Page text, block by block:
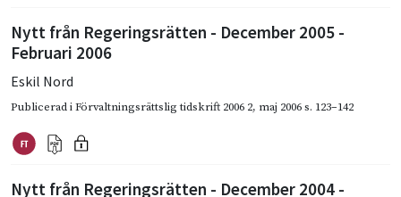
Nytt från Regeringsrätten - December 2005 -
Februari 2006
Eskil Nord
Publicerad iFörvaltningsrättslig tidskrift 2006 2, maj 2006s. 123–142
Nytt från Regeringsrätten - December 2004 -